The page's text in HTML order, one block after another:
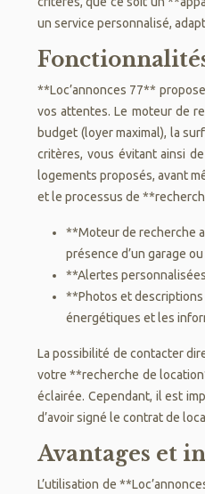
un service personnalisé,
Fonctionnalités
**Loc’annonces 77**
vos attentes. Le moteur de
budget (loyer maximal), la
critères, vous évitant ainsi
logements proposés, avant
et le processus de
**Moteur de recherche
présence d’un garage ou
**Alertes
**Photos et descriptions
énergétiques et les
La possibilité de contacter
votre **recherche de
éclairée. Cependant, il est
d’avoir signé le contrat de
Avantages et
L’utilisation de